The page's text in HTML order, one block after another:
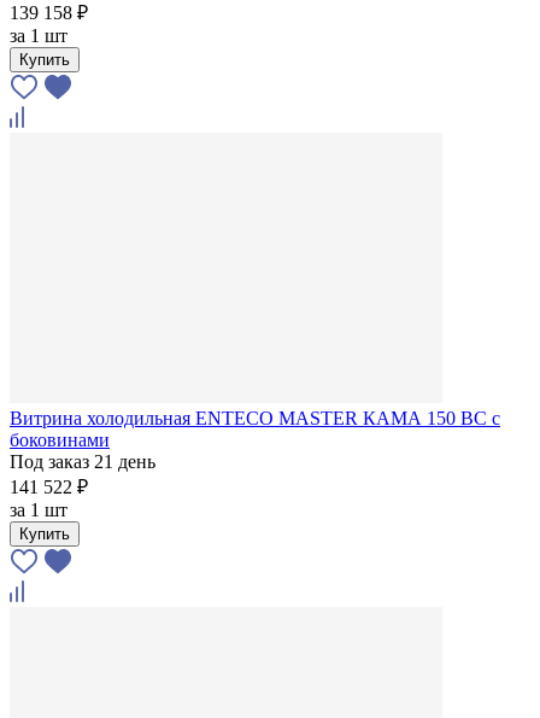
139 158 ₽
за 1 шт
Купить
Витрина холодильная ENTECO MASTER КАМА 150 BC с
боковинами
Под заказ 21 день
141 522 ₽
за 1 шт
Купить